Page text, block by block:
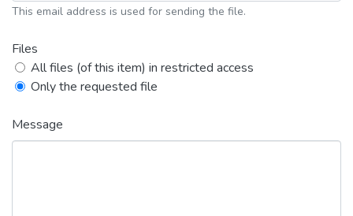
This email address is used for sending the file.
Files
All files (of this item) in restricted access
Only the requested file
Message